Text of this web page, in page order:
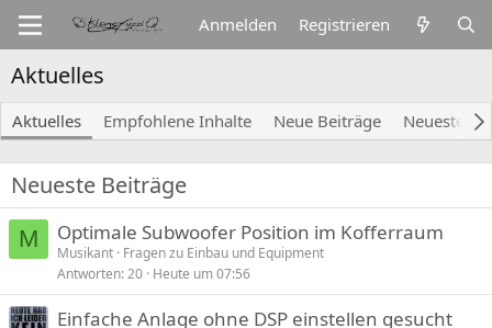
Anmelden Registrieren
Aktuelles
Aktuelles Empfohlene Inhalte Neue Beiträge Neueste
Neueste Beiträge
M Optimale Subwoofer Position im Kofferraum
Musikant Fragen zu Einbau und Equipment
Antworten 20 Heute um 07:56
Einfache Anlage ohne DSP einstellen gesucht